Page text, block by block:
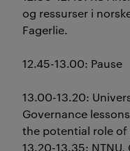
og ressurser i
Fagerlie.
12.45-13.00: Pause
13.00-13.20:
Governance
the potential role of
13.20-13.35: